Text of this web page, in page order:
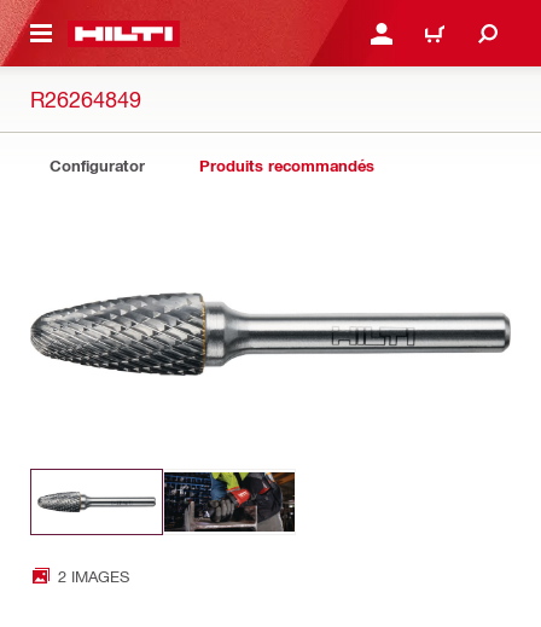
SE CONNECTER OU
PANIER
R26264849
Configurator Produits recommandés
2 IMAGES